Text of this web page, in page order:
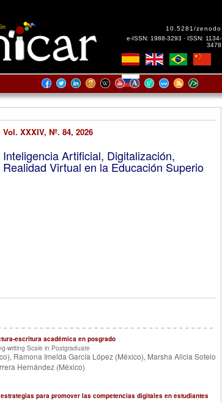
10.5281/zenodo
e-ISSN: 1988-3293 · ISSN: 1134-
3478
Vol. XXXIV, Nº. 84, 2026
Inteligencia Artificial, Digitalización,
Realidad Virtual en la Educación Superio
escritura académica en posgrado
writing Scale in Postgraduate
Ramona Imelda García López (México), Marsha Alicia Sotelo
Hernández (México)
para promover las competencias digitales en estudiantes